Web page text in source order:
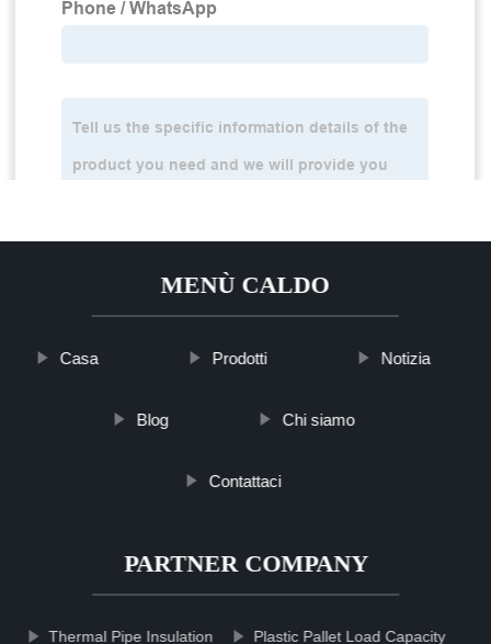
MENÙ CALDO
Casa Prodotti Notizia
Blog Chi siamo
Contattaci
PARTNER COMPANY
Thermal Pipe Insulation Plastic Pallet Load Capacity